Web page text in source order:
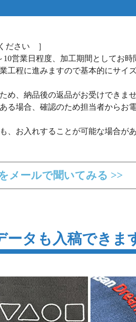
ださい ］
営業日程度、加工期間としてお時
工程に進みますので基本的にサイ
め、納品後の返品がお受けできま
る場合、確認のため担当者からお
、お入れすることが可能な場合が
メールで聞いてみる >>
ータも入稿できま